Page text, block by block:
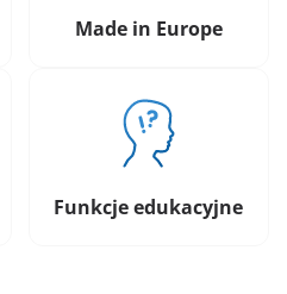
Made in Europe
Funkcje edukacyjne